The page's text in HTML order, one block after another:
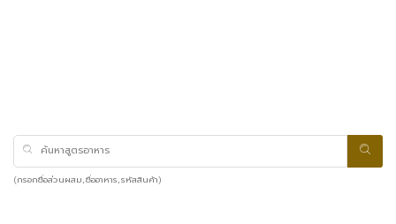
(กรอกชื่อส่วนผสม, ชื่ออาหาร, รหัสสินค้า)